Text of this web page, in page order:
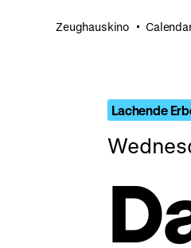
Zeughauskino
Lachende